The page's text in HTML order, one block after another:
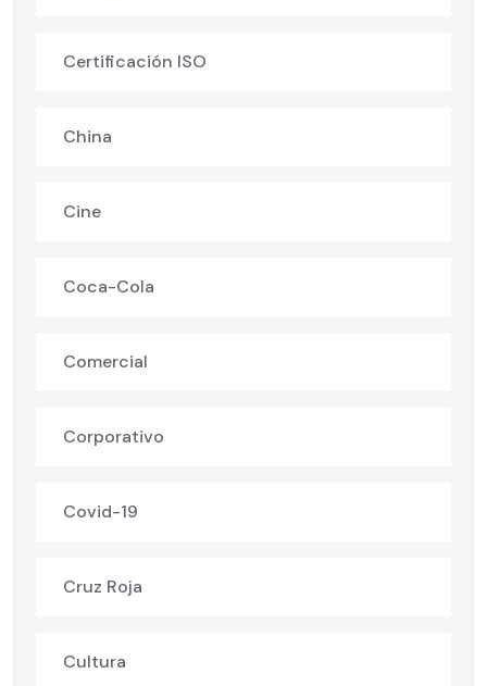
Certificación ISO
China
Cine
Coca-Cola
Comercial
Corporativo
Covid-19
Cruz Roja
Cultura